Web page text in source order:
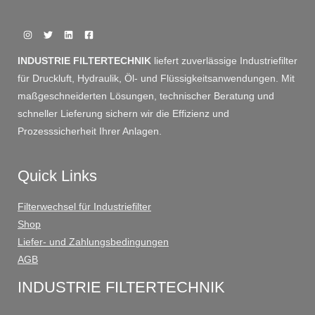
INDUSTRIE FILTERTECHNIK liefert zuverlässige Industriefilter
für Druckluft, Hydraulik, Öl- und Flüssigkeitsanwendungen. Mit
maßgeschneiderten Lösungen, technischer Beratung und
schneller Lieferung sichern wir die Effizienz und
Prozesssicherheit Ihrer Anlagen.
Quick Links
Filterwechsel für Industriefilter
Shop
Liefer- und Zahlungsbedingungen
AGB
INDUSTRIE FILTERTECHNIK